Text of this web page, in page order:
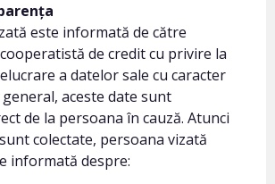
este informată de către
de credit cu privire la
a datelor sale cu caracter
aceste date sunt
de la persoana în cauză. Atunci
colectate, persoana vizată
informată despre: